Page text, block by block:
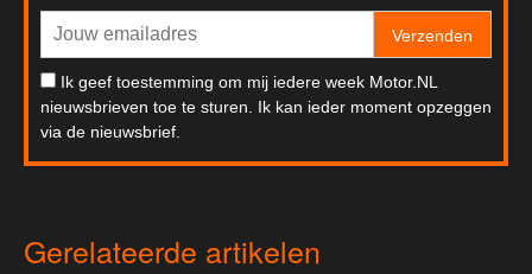
Verzenden
Ik geef toestemming om mij iedere week Motor.NL
nieuwsbrieven toe te sturen. Ik kan ieder moment opzeggen
via de nieuwsbrief.
Gerelateerde artikelen